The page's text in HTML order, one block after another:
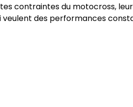
contraintes du motocross,
des performances